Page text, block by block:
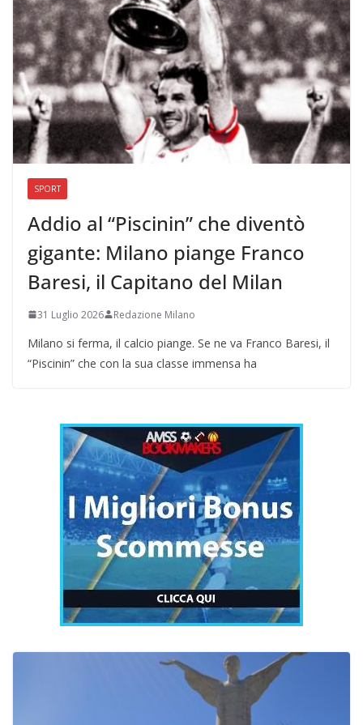
SPORT
Addio al “Piscinin” che diventò
gigante: Milano piange Franco
Baresi, il Capitano del Milan
31 Luglio 2026 Redazione Milano
Milano si ferma, il calcio piange. Se ne va Franco Baresi, il
“Piscinin” che con la sua classe immensa ha